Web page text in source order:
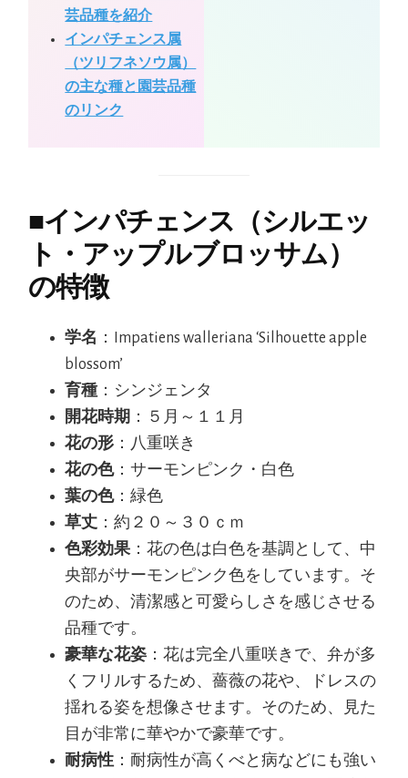
芸品種を紹介
インパチェンス属
（ツリフネソウ属）
の主な種と園芸品種
のリンク
■インパチェンス（シルエッ
ト・アップルブロッサム）
の特徴
学名 ：Impatiens walleriana ‘Silhouette apple
blossom’
育種 ：シンジェンタ
開花時期 ：５月～１１月
花の形 ：八重咲き
花の色：サーモンピンク・白色
葉の色：緑色
草丈 ：約２０～３０ｃｍ
色彩効果：花の色は白色を基調として、中
央部がサーモンピンク色をしています。そ
のため、清潔感と可愛らしさを感じさせる
品種です。
豪華な花姿 ：花は完全八重咲きで、弁が多
くフリルするため、薔薇の花や、ドレスの
揺れる姿を想像させます。そのため、見た
目が非常に華やかで豪華です。
耐病性 ：耐病性が高くべと病などにも強い